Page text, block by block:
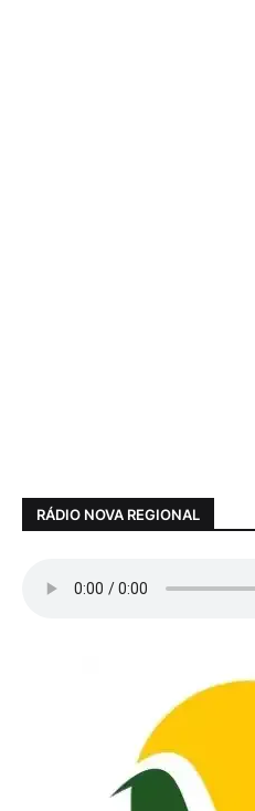
RÁDIO NOVA REGIONAL